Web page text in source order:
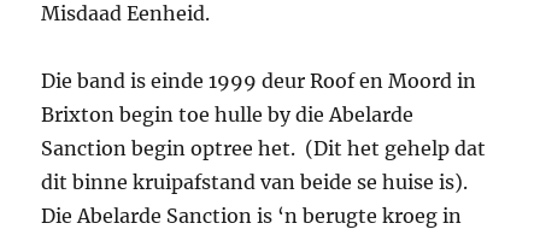
Misdaad Eenheid.
Die band is einde 1999 deur Roof en Moord in
Brixton begin toe hulle by die Abelarde
Sanction begin optree het. (Dit het gehelp dat
dit binne kruipafstand van beide se huise is).
Die Abelarde Sanction is ‘n berugte kroeg in